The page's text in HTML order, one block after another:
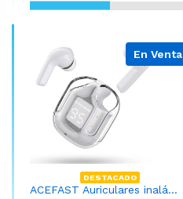
En Venta
DESTACADO
ACEFAST Auriculares inalámbricos, auriculares Bluetooth con cancelación de ruido ENC, auriculares translúcidos, micrófono estéreo dual de alta fidelidad, mini auriculares intrauditivos, control